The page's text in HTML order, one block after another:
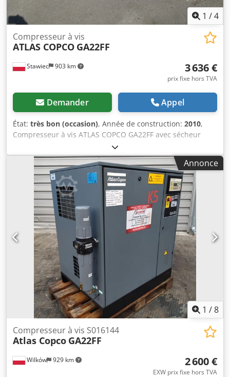
1 /4
Stawiec 903 km
Compresseur à vis
ATLAS COPCO GA22FF
3 636 €
prix fixe hors TVA
Demander Appel
État: très bon (occasion), Année de construction: 2010,
Compresseur à vis ATLAS COPCO GA22FF avec sécheur
d'air après entretien Données techniques : capacité : 3,10
m3/min ; moteur de 22 kW; pression maximale 9,5 bars ;
année;2010 kilométrage;8776h!!! 15200 net 18696 brut
Compresseur entièrement fonctionnel, prêt à fonctionner,
garantie Chedev Uyxkjpfx Amyja nous fournissons un
service.
Annonce
1 /8
Wilków 929 km
Compresseur à vis S016144
Atlas Copco GA22FF
2 600 €
EXW prix fixe hors TVA